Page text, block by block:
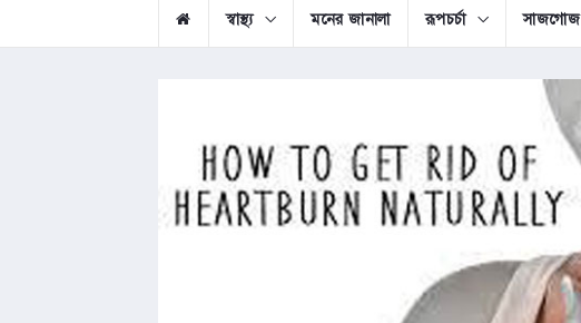
স্বাস্থ্য মনের জানালা রূপচর্চা সাজগোজ